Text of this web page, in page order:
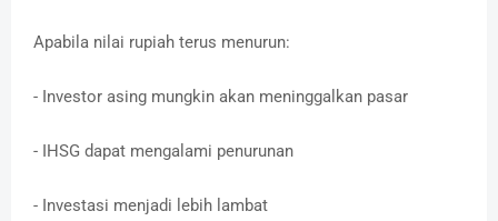
Apabila nilai rupiah terus menurun:
- Investor asing mungkin akan meninggalkan pasar
- IHSG dapat mengalami penurunan
- Investasi menjadi lebih lambat